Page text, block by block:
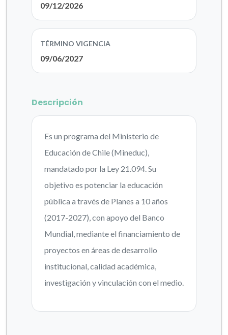
09/12/2026
TÉRMINO VIGENCIA
09/06/2027
Descripción
Es un programa del Ministerio de
Educación de Chile (Mineduc),
mandatado por la Ley 21.094. Su
objetivo es potenciar la educación
pública a través de Planes a 10 años
(2017-2027), con apoyo del Banco
Mundial, mediante el financiamiento de
proyectos en áreas de desarrollo
institucional, calidad académica,
investigación y vinculación con el medio.